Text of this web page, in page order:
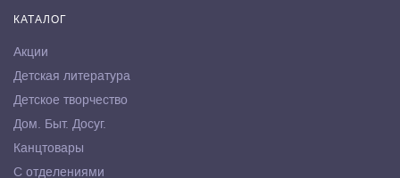
КАТАЛОГ
Акции
Детская литература
Детское творчество
Дом. Быт. Досуг.
Канцтовары
С отделениями